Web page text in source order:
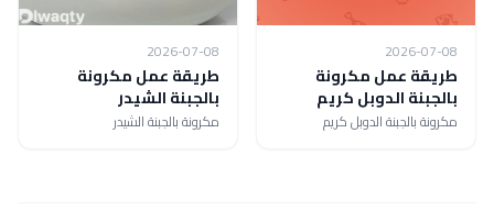
2026-07-08
طريقة عمل مكرونة
بالجبنة الدوبل كريم
مكرونة بالجبنة الدوبل كريم
2026-07-08
طريقة عمل مكرونة
بالجبنة الشيدر
مكرونة بالجبنة الشيدر